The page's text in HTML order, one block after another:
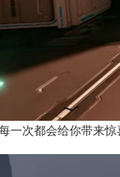
一次都会给你带来